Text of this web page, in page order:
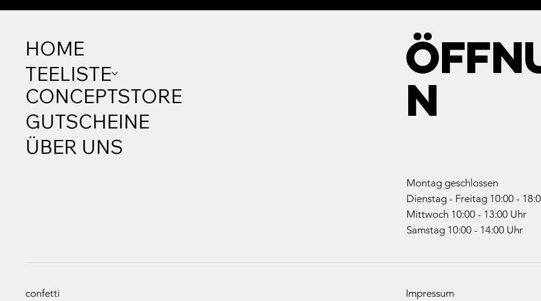
HOME
TEELISTE
CONCEPTSTORE
GUTSCHEINE
ÜBER UNS
N
Montag geschlossen
Dienstag - Freitag 10:00 -
Mittwoch 10:00 - 13:00 Uhr
Samstag 10:00 - 14:00 Uhr
confetti Impressum